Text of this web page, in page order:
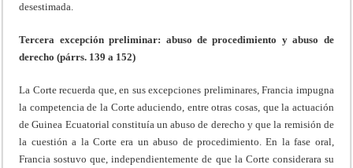
desestimada.
Tercera excepción preliminar: abuso de procedimiento y abuso de
derecho (párrs. 139 a 152)
La Corte recuerda que, en sus excepciones preliminares, Francia impugna
la competencia de la Corte aduciendo, entre otras cosas, que la actuación
de Guinea Ecuatorial constituía un abuso de derecho y que la remisión de
la cuestión a la Corte era un abuso de procedimiento. En la fase oral,
Francia sostuvo que, independientemente de que la Corte considerara su